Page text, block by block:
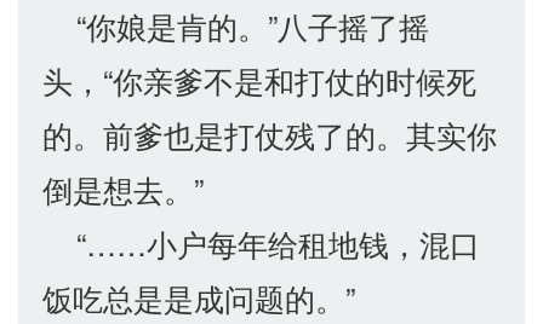
“你娘是肯的。”八子摇了摇
头，“你亲爹不是和打仗的时候死
的。前爹也是打仗残了的。其实你
倒是想去。”
“……小户每年给租地钱，混口
饭吃总是是成问题的。”